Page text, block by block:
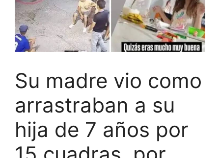
Su madre vio como
arrastraban a su
hija de 7 años por